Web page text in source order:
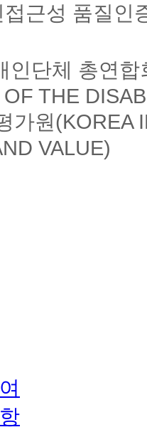
근성 품질인
인단체 총연
THE
가원(KOREA
VALUE)